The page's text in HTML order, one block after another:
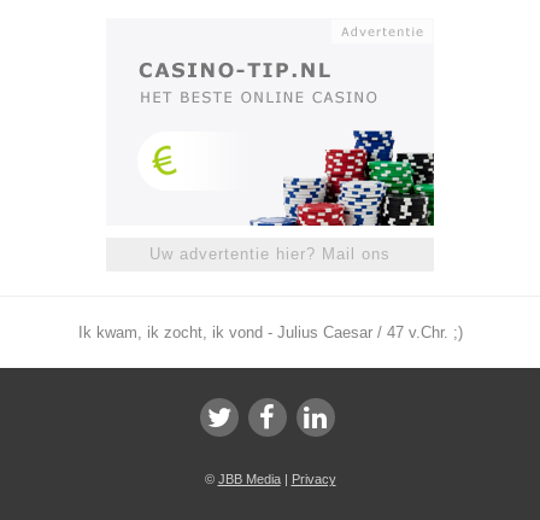
Uw advertentie hier? Mail ons
Ik kwam, ik zocht, ik vond - Julius Caesar / 47 v.Chr. ;)
© JBB Media| Privacy